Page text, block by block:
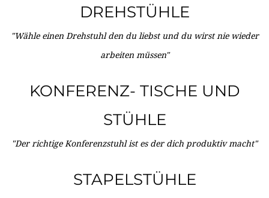
DREHSTÜHLE
"Wähle einen Drehstuhl den du liebst und du wirst nie wieder
arbeiten müssen"
KONFERENZ- TISCHE UND
STÜHLE
"Der richtige Konferenzstuhl ist es der dich produktiv macht"
STAPELSTÜHLE